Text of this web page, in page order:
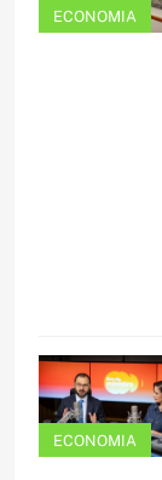
ECONOMIA
ECONOMIA